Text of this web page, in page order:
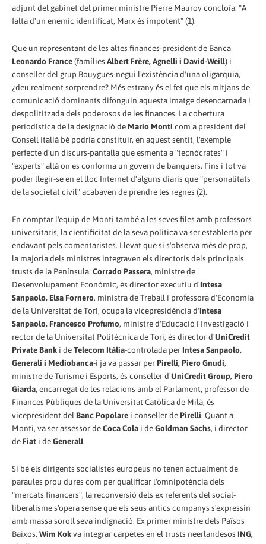
adjunt del gabinet del primer ministre Pierre Mauroy concloïa: "A
falta d'un enemic identificat, Marx és impotent" (1).
Que un representant de les altes finances-president de Banca
Leonardo France(famílies Albert Frère, Agnelli i David-Weill) i
conseller del grup Bouygues-negui l'existència d'una oligarquia,
¿deu realment sorprendre? Més estrany és el fet que els mitjans de
comunicació dominants difonguin aquesta imatge desencarnada i
despolititzada dels poderosos de les finances. La cobertura
periodística de la designació de Mario Monti com a president del
Consell Italià bé podria constituir, en aquest sentit, l'exemple
perfecte d'un discurs-pantalla que esmenta a "tecnòcrates" i
"experts" allà on es conforma un govern de banquers. Fins i tot va
poder llegir-se en el lloc Internet d'alguns diaris que "personalitats
de la societat civil" acabaven de prendre les regnes (2).
En comptar l'equip de Monti també a les seves files amb professors
universitaris, la cientificitat de la seva política va ser establerta per
endavant pels comentaristes. Llevat que si s'observa més de prop,
la majoria dels ministres integraven els directoris dels principals
trusts de la Península. Corrado Passera, ministre de
Desenvolupament Econòmic, és director executiu d'Intesa
Sanpaolo, Elsa Fornero, ministra de Treball i professora d'Economia
de la Universitat de Torí, ocupa la vicepresidència d'Intesa
Sanpaolo, Francesco Profumo, ministre d'Educació i Investigació i
rector de la Universitat Politècnica de Torí, és director d'UniCredit
Private Bank i deTelecom Itàlia-controlada per Intesa Sanpaolo,
Generali i Mediobanca-i ja va passar per Pirelli, Piero Gnudi,
ministre de Turisme i Esports, és conseller d'UniCredit Group, Piero
Giarda, encarregat de les relacions amb el Parlament, professor de
Finances Públiques de la Universitat Catòlica de Milà, és
vicepresident del Banc Popolare i conseller de Pirelli. Quant a
Monti, va ser assessor deCoca Cola i deGoldman Sachs, i director
de Fiat i deGeneralI.
Si bé els dirigents socialistes europeus no tenen actualment de
paraules prou dures com per qualificar l'omnipotència dels
"mercats financers", la reconversió dels ex referents del social-
liberalisme s'opera sense que els seus antics companys s'expressin
amb massa soroll seva indignació. Ex primer ministre dels Països
Baixos, Wim Kokva integrar carpetes en el trusts neerlandesos ING,